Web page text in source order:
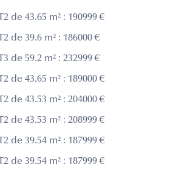
de 43.65 m² : 190999 €
de 39.6 m² : 186000 €
de 59.2 m² : 232999 €
de 43.65 m² : 189000 €
de 43.53 m² : 204000 €
de 43.53 m² : 208999 €
de 39.54 m² : 187999 €
de 39.54 m² : 187999 €